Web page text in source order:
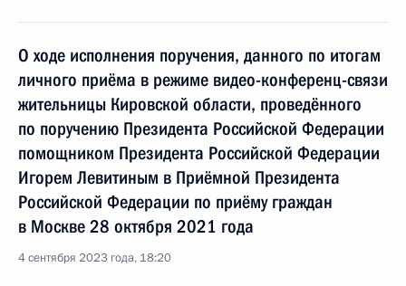
О ходе исполнения поручения, данного по итогам
личного приёма в режиме видео-конференц-связи
жительницы Кировской области, проведённого
по поручению Президента Российской Федерации
помощником Президента Российской Федерации
Игорем Левитиным в Приёмной Президента
Российской Федерации по приёму граждан
в Москве 28 октября 2021 года
4 сентября 2023 года, 18:20